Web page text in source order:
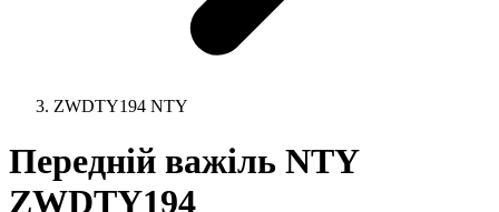
ZWDTY194 NTY
Передній важіль NTY
ZWDTY194